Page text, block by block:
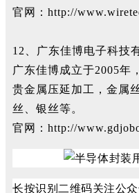
官网：http://
12、广东佳博电子科技
广东佳博成立于2005年
贵金属压延加工，金属
丝、银丝等。
官网：http://
长按识别二维码关注公